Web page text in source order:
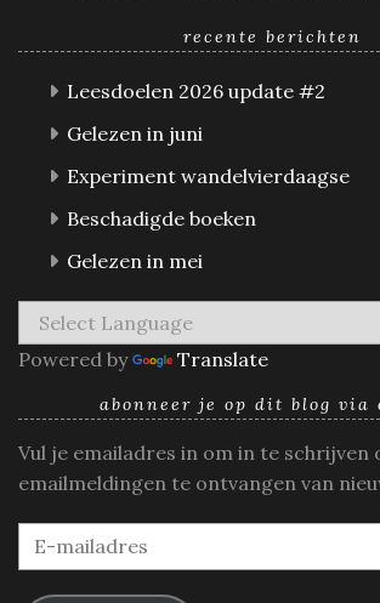
recente berichten
Leesdoelen 2026 update #2
Gelezen in juni
Experiment wandelvierdaagse
Beschadigde boeken
Gelezen in mei
Powered by Translate
abonneer je op dit blog via
Vul je emailadres in om in te schrijven
emailmeldingen te ontvangen van
E-
mailadres